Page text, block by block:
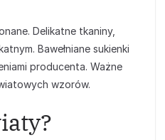
Delikatne tkaniny,
Bawełniane sukienki
producenta. Ważne
wzorów.